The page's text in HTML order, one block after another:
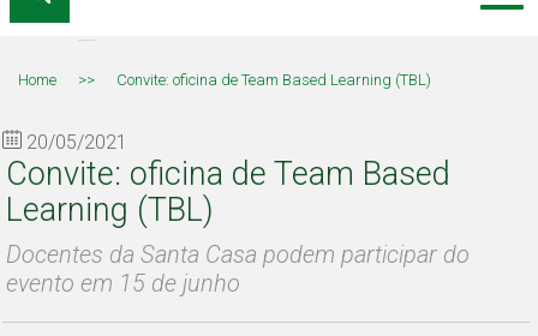
Home >> Convite: oficina de Team Based Learning (TBL)
20/05/2021
Convite: oficina de Team Based
Learning (TBL)
Docentes da Santa Casa podem participar do
evento em 15 de junho